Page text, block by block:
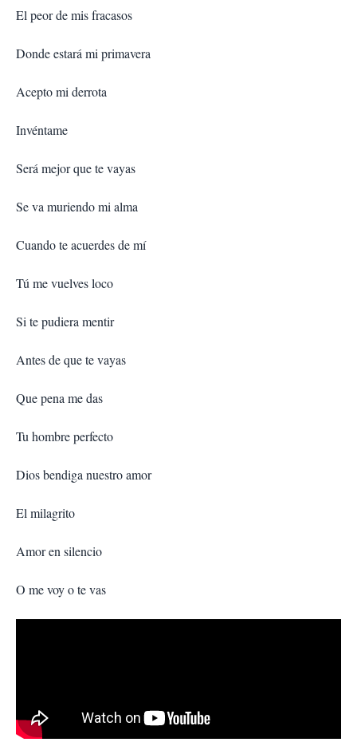
El peor de mis fracasos
Donde estará mi primavera
Acepto mi derrota
Invéntame
Será mejor que te vayas
Se va muriendo mi alma
Cuando te acuerdes de mí
Tú me vuelves loco
Si te pudiera mentir
Antes de que te vayas
Que pena me das
Tu hombre perfecto
Dios bendiga nuestro amor
El milagrito
Amor en silencio
O me voy o te vas